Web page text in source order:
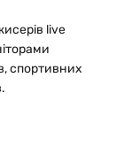
live
спортивних